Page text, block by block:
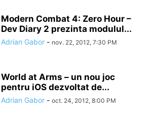
Modern Combat 4: Zero Hour –
Dev Diary 2 prezinta modulul...
Adrian Gabor - nov. 22, 2012, 7:30 PM
World at Arms – un nou joc
pentru iOS dezvoltat de...
Adrian Gabor - oct. 24, 2012, 8:00 PM